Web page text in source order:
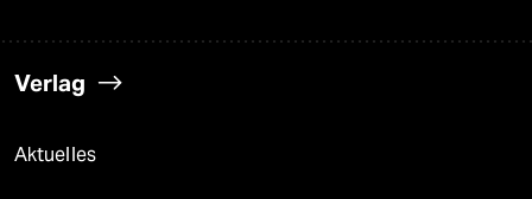
Verlag
Aktuelles